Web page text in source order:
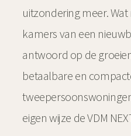
uitzondering meer.
kamers van een
antwoord op de
betaalbare en
eigen wijze de VDM